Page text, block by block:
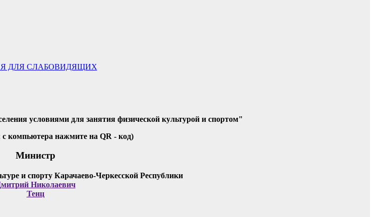
ДЛЯ СЛАБОВИДЯЩИХ
условиями для занятия физической культурой и спортом"
с компьютера нажмите на QR - код)
Министр
Николаевич
Тенц